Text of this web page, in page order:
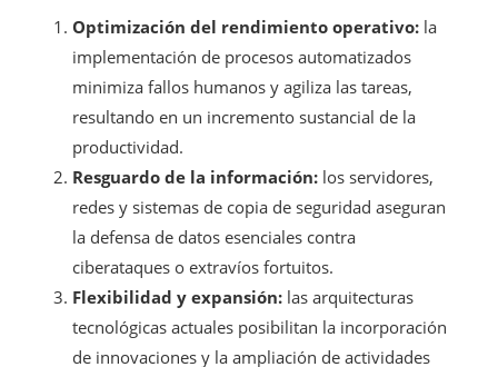
Optimización del rendimiento operativo: la
implementación de procesos automatizados
minimiza fallos humanos y agiliza las tareas,
resultando en un incremento sustancial de la
productividad.
Resguardo de la información: los servidores,
redes y sistemas de copia de seguridad aseguran
la defensa de datos esenciales contra
ciberataques o extravíos fortuitos.
Flexibilidad y expansión: las arquitecturas
tecnológicas actuales posibilitan la incorporación
de innovaciones y la ampliación de actividades